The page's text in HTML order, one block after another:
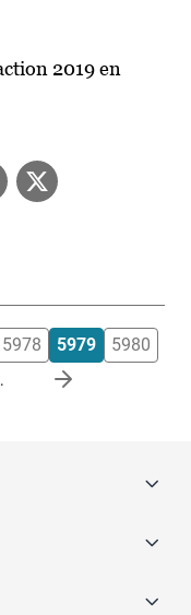
2019 en
5978 5979
5980